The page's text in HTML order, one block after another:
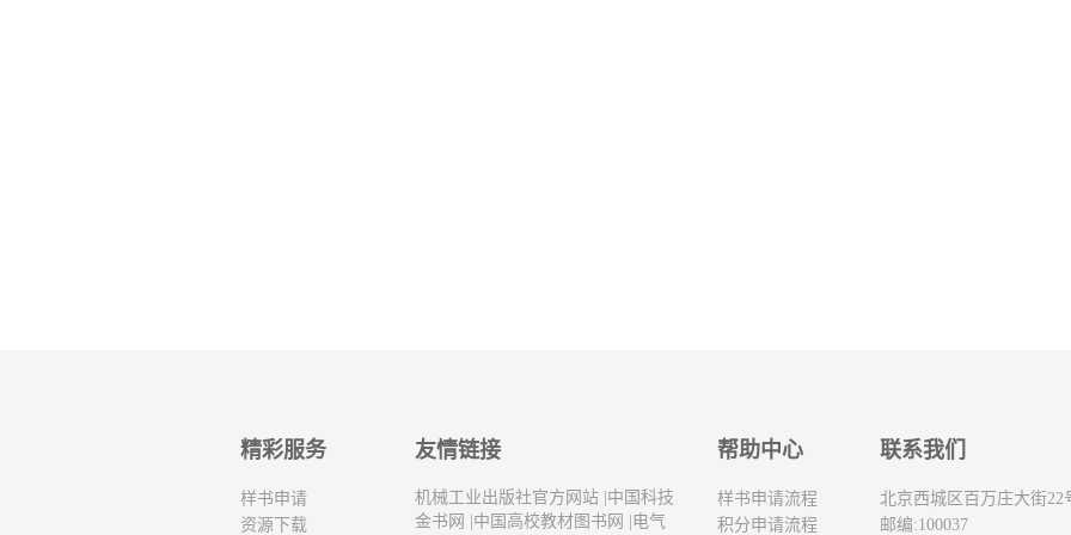
精彩服务
样书申请
资源下载
友情链接
机械工业出版社官方网站 中国科技
金书网
中国高校教材图书网 电气
帮助中心
样书申请流程
积分申请流程
联系我们
北京西城区百万庄大街22
邮编:100037